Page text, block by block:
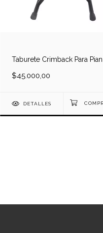
Taburete Crimback Para
$45.000,00
DETALLES